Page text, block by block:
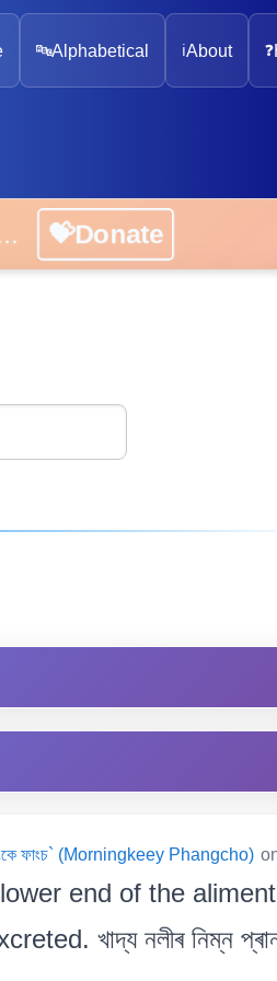
🔤Alphabetical ℹ️About ❓
💝Donate
ফাংচ` (Morningkeey Phangcho)
end of the
খাদ্য নলীৰ নিম্ন